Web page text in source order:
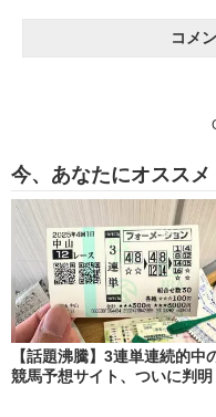
コメ
今、あなたにオススメ
【話題沸騰】3連単連続的中
競馬予想サイト、ついに判明